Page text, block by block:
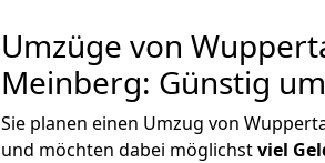
Umzüge von
Meinberg: Günstig
Sie planen einen Umzug von
und möchten dabei möglichstviel